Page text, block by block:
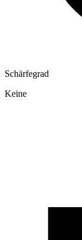
Schärfegrad
Keine